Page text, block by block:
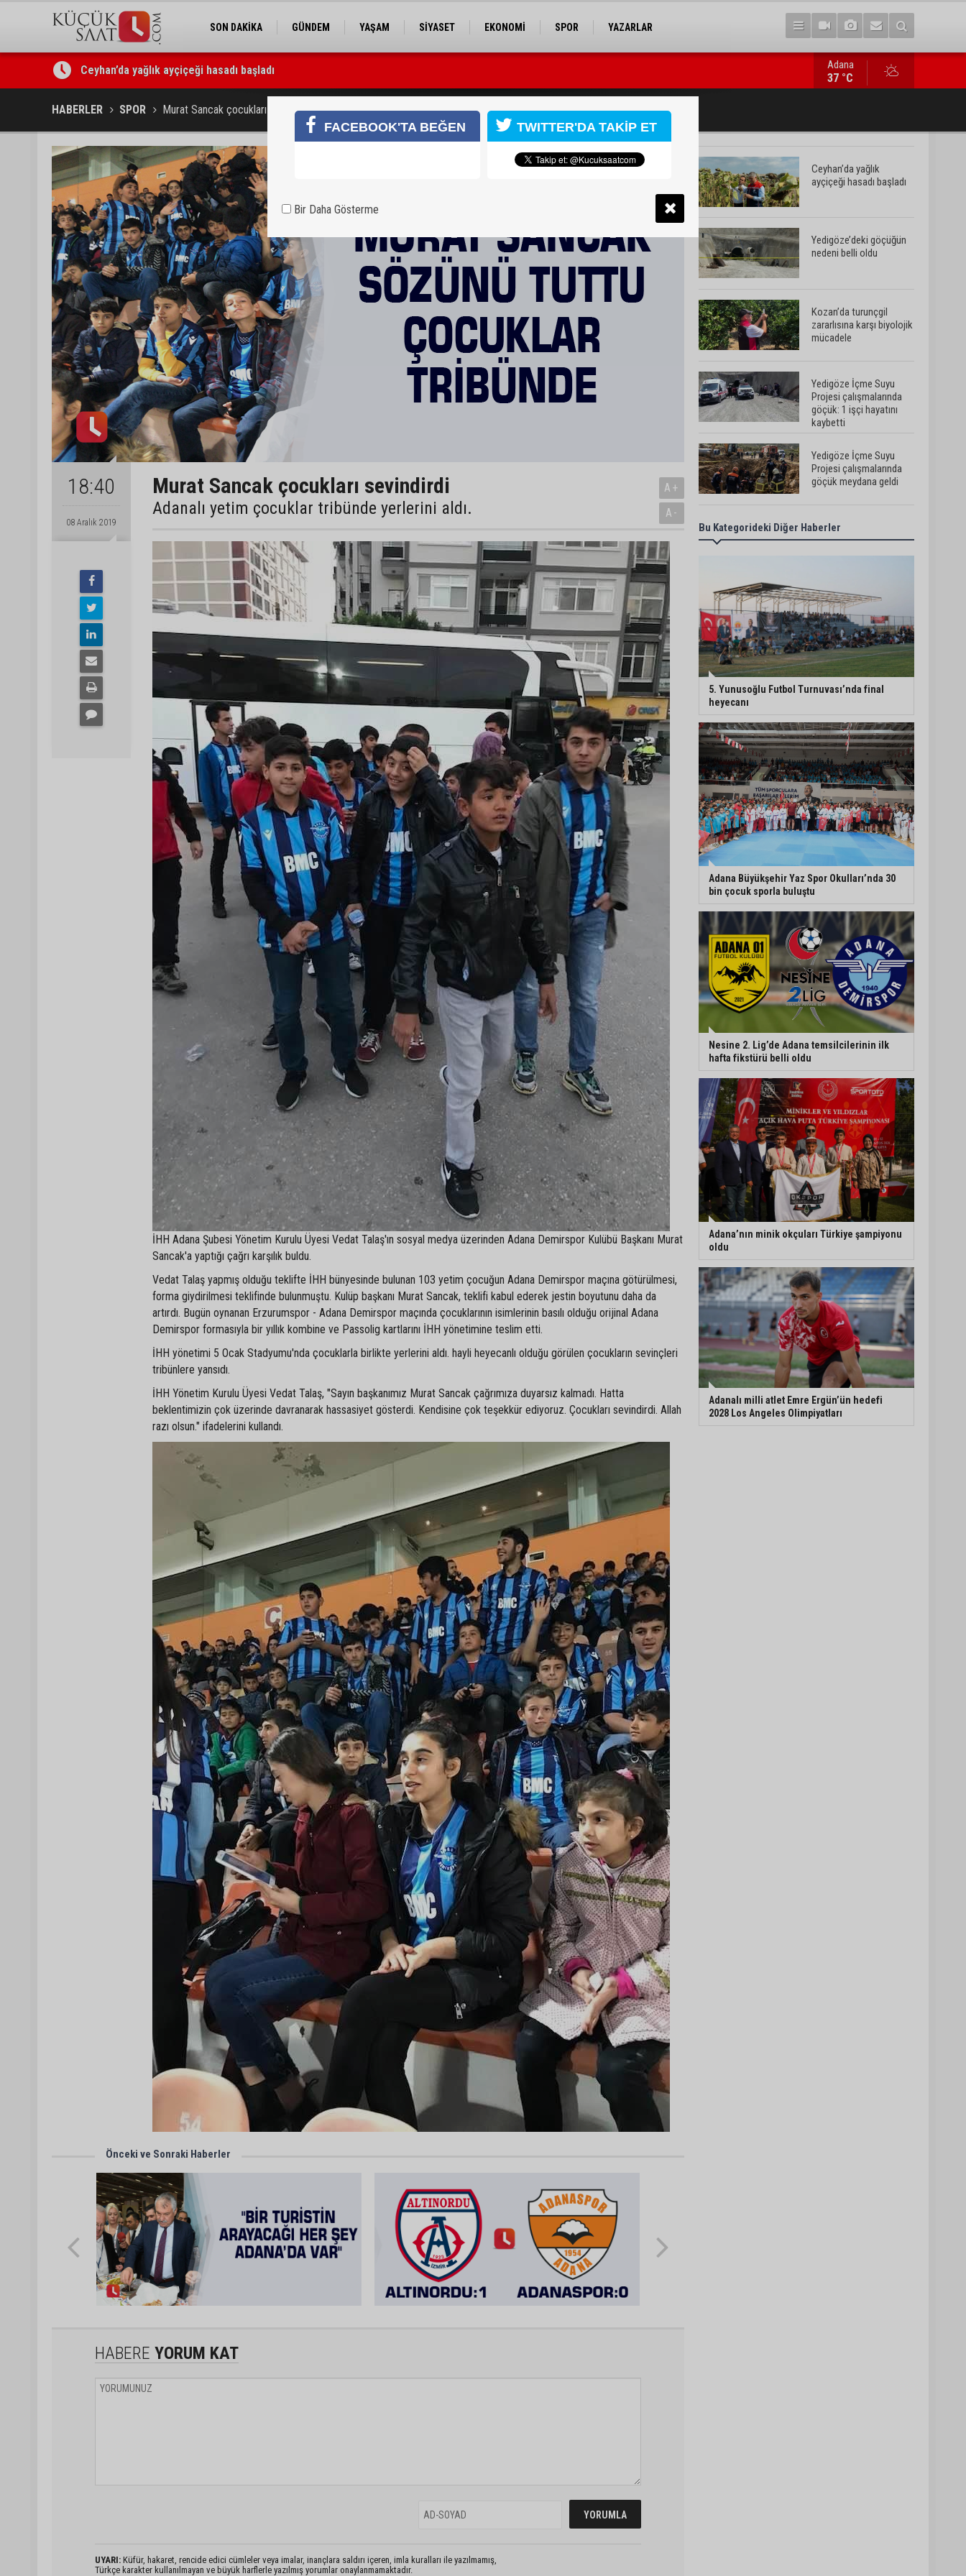
SON DAKİKA GÜNDEM YAŞAM SİYASET EKONOMİ SPOR YAZARLAR
Yedigöze’deki göçüğün nedeni belli oldu Kozan’da turunçgil zararlısına karşı biyolojik mücadele
Adana
37 °C
HABERLER SPOR Murat Sancak çocukları sevindirdi
18:40
08 Aralık 2019
Murat Sancak çocukları sevindirdi
Adanalı yetim çocuklar tribünde yerlerini aldı.
A+
A-
İHH Adana Şubesi Yönetim Kurulu Üyesi Vedat Talaş'ın sosyal medya üzerinden Adana Demirspor Kulübü Başkanı Murat
Sancak'a yaptığı çağrı karşılık buldu.
Vedat Talaş yapmış olduğu teklifte İHH bünyesinde bulunan 103 yetim çocuğun Adana Demirspor maçına götürülmesi,
forma giydirilmesi teklifinde bulunmuştu. Kulüp başkanı Murat Sancak, teklifi kabul ederek jestin boyutunu daha da
artırdı. Bugün oynanan Erzurumspor - Adana Demirspor maçında çocuklarının isimlerinin basılı olduğu orijinal Adana
Demirspor formasıyla bir yıllık kombine ve Passolig kartlarını İHH yönetimine teslim etti.
İHH yönetimi 5 Ocak Stadyumu'nda çocuklarla birlikte yerlerini aldı. hayli heyecanlı olduğu görülen çocukların sevinçleri
tribünlere yansıdı.
İHH Yönetim Kurulu Üyesi Vedat Talaş, "Sayın başkanımız Murat Sancak çağrımıza duyarsız kalmadı. Hatta
beklentimizin çok üzerinde davranarak hassasiyet gösterdi. Kendisine çok teşekkür ediyoruz. Çocukları sevindirdi. Allah
razı olsun." ifadelerini kullandı.
Önceki ve Sonraki Haberler
HABERE YORUM KAT
UYARI: Küfür, hakaret, rencide edici cümleler veya imalar, inançlara saldırı içeren, imla kuralları ile yazılmamış,
Türkçe karakter kullanılmayan ve büyük harflerle yazılmış yorumlar onaylanmamaktadır.
Ceyhan’da yağlık
ayçiçeği hasadı başladı
Yedigöze’deki göçüğün
nedeni belli oldu
Kozan’da turunçgil
zararlısına karşı biyolojik
mücadele
Yedigöze İçme Suyu
Projesi çalışmalarında
göçük: 1 işçi hayatını
kaybetti
Yedigöze İçme Suyu
Projesi çalışmalarında
göçük meydana geldi
Müzeyyen Şevkin’den
Çocuk Koruma Kanunu
Teklifi’ne eleştiri:
Adana’da sıcağın
boyutu: Asfaltta
yumurta pişti
Yeni Parti'de Seyhan İlçe
Başkanlığına Mehmet
Şahin Gümüş getirildi
Adanalı araştırmacı
Burhan Eptemli CHP’de
başkan yardımcısı oldu
Adana’da birlikte
yaşadığı erkeğin
şiddetine maruz kalan
kadın yardım istedi
Bu Kategorideki Diğer Haberler
5. Yunusoğlu Futbol Turnuvası’nda final
heyecanı
Adana Büyükşehir Yaz Spor Okulları’nda 30
bin çocuk sporla buluştu
Nesine 2. Lig’de Adana temsilcilerinin ilk
hafta fikstürü belli oldu
Adana’nın minik okçuları Türkiye şampiyonu
oldu
Adanalı milli atlet Emre Ergün’ün hedefi
2028 Los Angeles Olimpiyatları
FACEBOOK'TA BEĞEN TWITTER'DA TAKİP ET
Bir Daha Gösterme